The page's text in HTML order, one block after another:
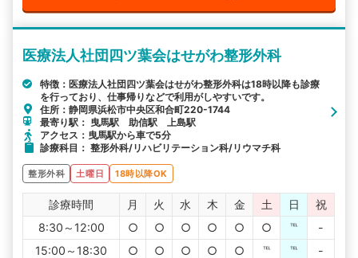
医療法人社団四ツ葉会はせがわ整形外科
特徴：医療法人社団四ツ葉会はせがわ整形外科は18時以降も診療
を行っており、仕事帰りなどで利用がしやすいです。
住所：静岡県浜松市中央区和合町220-1744
最寄り駅： 曳馬駅 助信駅 上島駅
アクセス：曳馬駅から車で5分
診療科目： 整形外科/リハビリテーション科/リウマチ科
整形外科 土曜日 18時以降OK
診療時間 月 火 水 木 金 土 日
祝
8:30～12:00
○ ○ ○ ○ ○ ○ ℡
-
15:00～18:30
○ ○ ○ ○ ○ ℡ ℡ -